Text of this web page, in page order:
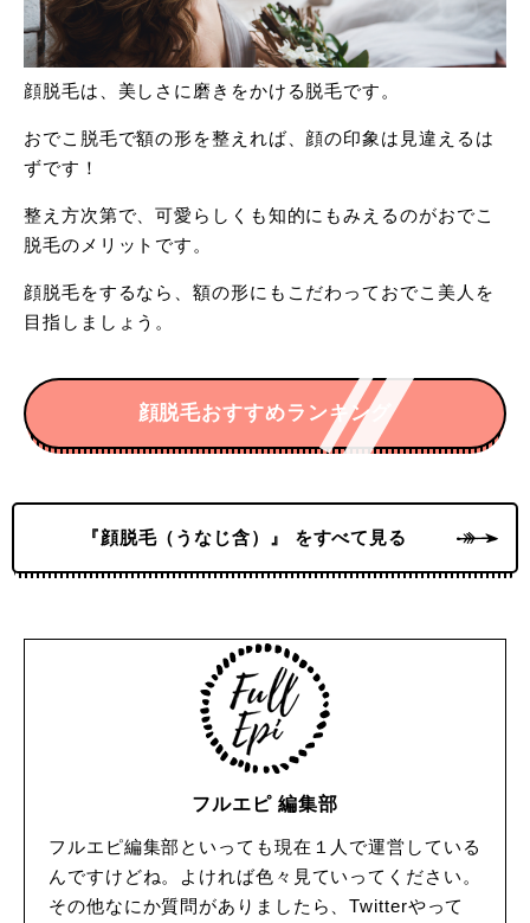
顔脱毛は、美しさに磨きをかける脱毛です。
おでこ脱毛で額の形を整えれば、顔の印象は見違えるは
ずです！
整え方次第で、可愛らしくも知的にもみえるのがおでこ
脱毛のメリットです。
顔脱毛をするなら、額の形にもこだわっておでこ美人を
目指しましょう。
顔脱毛おすすめランキング
『顔脱毛（うなじ含）』 をすべて見る
フルエピ 編集部
フルエピ編集部といっても現在１人で運営している
んですけどね。よければ色々見ていってください。
その他なにか質問がありましたら、Twitterやって